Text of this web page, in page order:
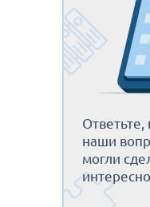
Ответьте,
наши
могли